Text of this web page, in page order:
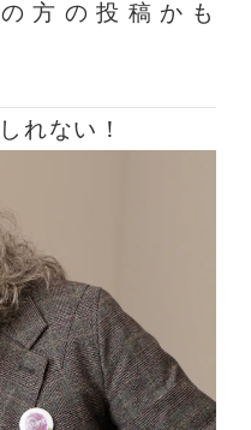
方の投稿かも
れない！